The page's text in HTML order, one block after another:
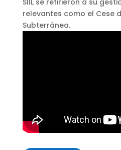
SIIL se refirieron a su
relevantes como el Cese
Subterránea.